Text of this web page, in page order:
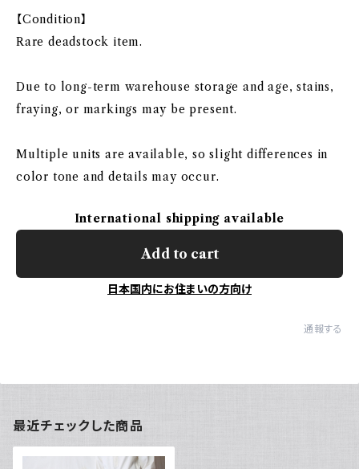
【Condition】
Rare deadstock item.
Due to long-term warehouse storage and age, stains,
fraying, or markings may be present.
Multiple units are available, so slight differences in
color tone and details may occur.
International shipping available
Add to cart
日本国内にお住まいの方向け
通報する
最近チェックした商品